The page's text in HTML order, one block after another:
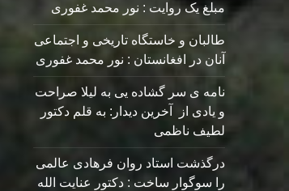
مبلغ یک روایت : نور محمد غفوری
طالبان و خاستگاه تاریخی و اجتماعی
آنان در افغانستان : نور محمد غفوری
نامه ی سر گشاده يی به ليلا صراحت
و یادی از آخرین دیدار: به قلم دکتور
لطیف ناظمی
درگذشت استاد روان فرهادی عالمی
را سوگوار ساخت : دکتور عنایت الله